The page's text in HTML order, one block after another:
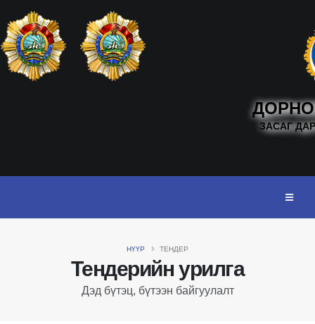
ЗАСАГ
Тендерийн урилга
Дэд бүтэц, бүтээн байгуулалт
НҮҮР ТЕНДЕР